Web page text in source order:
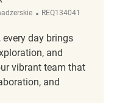
ReqId
REQ134041
every day brings
and
vibrant team that
and